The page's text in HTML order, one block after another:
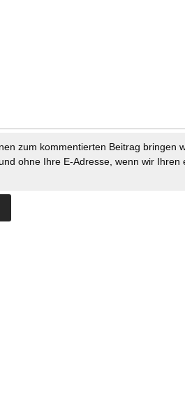
zum kommentierten Beitrag bringen
ohne Ihre E-Adresse, wenn wir Ihren